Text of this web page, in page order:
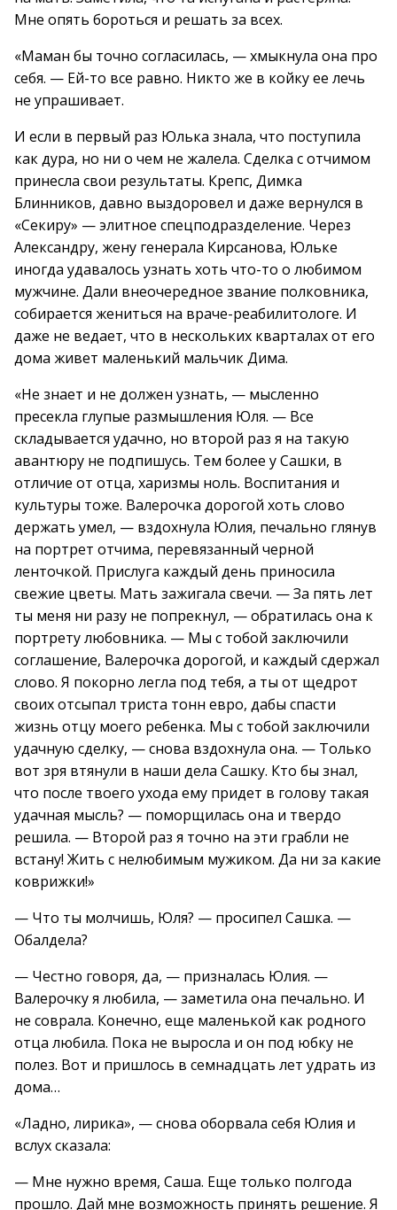
Мне опять бороться и решать за всех.
«Маман бы точно согласилась, — хмыкнула она про
себя. — Ей-то все равно. Никто же в койку ее лечь
не упрашивает.
И если в первый раз Юлька знала, что поступила
как дура, но ни о чем не жалела. Сделка с отчимом
принесла свои результаты. Крепс, Димка
Блинников, давно выздоровел и даже вернулся в
«Секиру» — элитное спецподразделение. Через
Александру, жену генерала Кирсанова, Юльке
иногда удавалось узнать хоть что-то о любимом
мужчине. Дали внеочередное звание полковника,
собирается жениться на враче-реабилитологе. И
даже не ведает, что в нескольких кварталах от его
дома живет маленький мальчик Дима.
«Не знает и не должен узнать, — мысленно
пресекла глупые размышления Юля. — Все
складывается удачно, но второй раз я на такую
авантюру не подпишусь. Тем более у Сашки, в
отличие от отца, харизмы ноль. Воспитания и
культуры тоже. Валерочка дорогой хоть слово
держать умел, — вздохнула Юлия, печально глянув
на портрет отчима, перевязанный черной
ленточкой. Прислуга каждый день приносила
свежие цветы. Мать зажигала свечи. — За пять лет
ты меня ни разу не попрекнул, — обратилась она к
портрету любовника. — Мы с тобой заключили
соглашение, Валерочка дорогой, и каждый сдержал
слово. Я покорно легла под тебя, а ты от щедрот
своих отсыпал триста тонн евро, дабы спасти
жизнь отцу моего ребенка. Мы с тобой заключили
удачную сделку, — снова вздохнула она. — Только
вот зря втянули в наши дела Сашку. Кто бы знал,
что после твоего ухода ему придет в голову такая
удачная мысль? — поморщилась она и твердо
решила. — Второй раз я точно на эти грабли не
встану! Жить с нелюбимым мужиком. Да ни за какие
коврижки!»
— Что ты молчишь, Юля? — просипел Сашка. —
Обалдела?
— Честно говоря, да, — призналась Юлия. —
Валерочку я любила, — заметила она печально. И
не соврала. Конечно, еще маленькой как родного
отца любила. Пока не выросла и он под юбку не
полез. Вот и пришлось в семнадцать лет удрать из
дома…
«Ладно, лирика», — снова оборвала себя Юлия и
вслух сказала:
— Мне нужно время, Саша. Еще только полгода
прошло. Дай мне возможность принять решение. Я